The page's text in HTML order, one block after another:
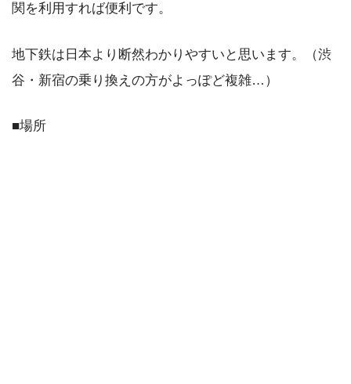
関を利用すれば便利です。
地下鉄は日本より断然わかりやすいと思います。（渋
谷・新宿の乗り換えの方がよっぽど複雑…）
■場所